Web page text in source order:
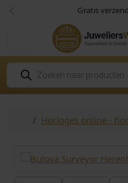
Skip to content
Skip to footer Gratis
Vorige
P
o
d
HomeHorloges online -